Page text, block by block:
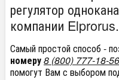
регулятор
компании
Самый простой способ -
номеру8 (800) 777-18-56
помогут Вам с выбором